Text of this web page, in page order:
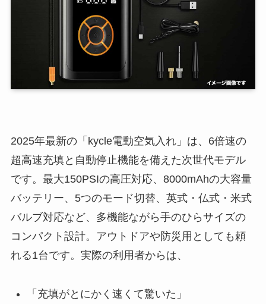
2025年最新の「kycle電動空気入れ」は、6倍速の
超高速充填と自動停止機能を備えた次世代モデル
です。最大150PSIの高圧対応、8000mAhの大容量
バッテリー、5つのモード切替、英式・仏式・米式
バルブ対応など、多機能ながら手のひらサイズの
コンパクト設計。アウトドアや防災用としても頼
れる1台です。実際の利用者からは、
「充填がとにかく速くて驚いた」